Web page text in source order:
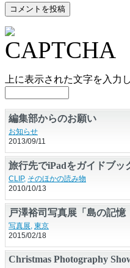
上に表示された文字を入力
編集部からのお願い
お知らせ
2013/09/11
旅行先でiPadをガイドブッ
て活用する
CLIP, そのほかの読み物
2010/10/13
戸澤裕司写真展「島の記憶
子たちの物語」
写真展, 東京
2015/02/18
Christmas Photography